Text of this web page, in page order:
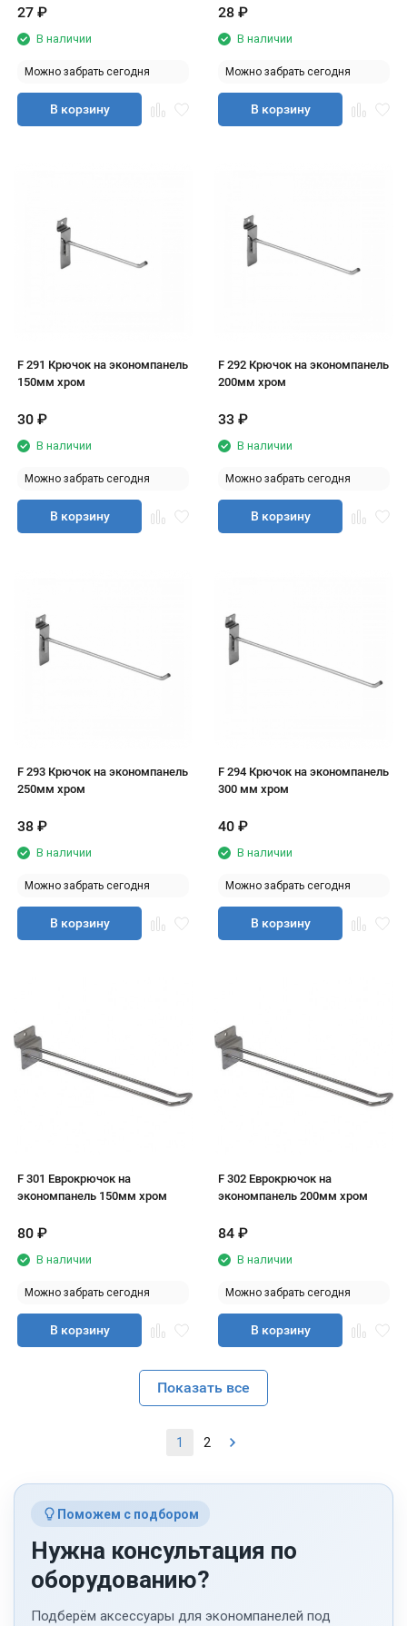
27 ₽
В наличии
Можно забрать сегодня
В корзину
28 ₽
В наличии
Можно забрать сегодня
В корзину
F 291 Крючок на экономпанель
150мм хром
30 ₽
В наличии
Можно забрать сегодня
В корзину
F 292 Крючок на экономпанель
200мм хром
33 ₽
В наличии
Можно забрать сегодня
В корзину
F 293 Крючок на экономпанель
250мм хром
38 ₽
В наличии
Можно забрать сегодня
В корзину
F 294 Крючок на экономпанель
300 мм хром
40 ₽
В наличии
Можно забрать сегодня
В корзину
F 301 Еврокрючок на
экономпанель 150мм хром
80 ₽
В наличии
Можно забрать сегодня
В корзину
F 302 Еврокрючок на
экономпанель 200мм хром
84 ₽
В наличии
Можно забрать сегодня
В корзину
Показать все
1 2
Поможем с подбором
Нужна консультация по
оборудованию?
Подберём аксессуары для экономпанелей под